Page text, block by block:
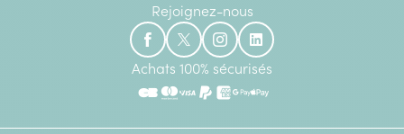
Rejoignez-nous
Achats 100% sécurisés